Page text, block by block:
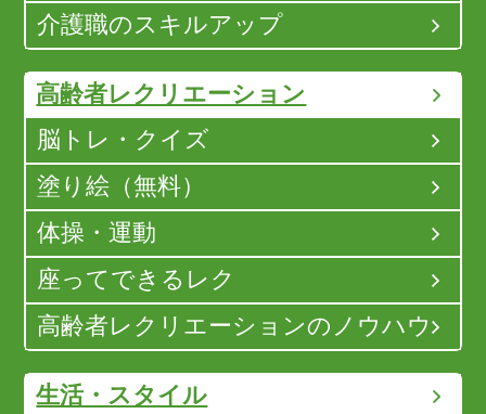
介護職のスキルアップ
高齢者レクリエーション
脳トレ・クイズ
塗り絵（無料）
体操・運動
座ってできるレク
高齢者レクリエーションのノウハウ
生活・スタイル